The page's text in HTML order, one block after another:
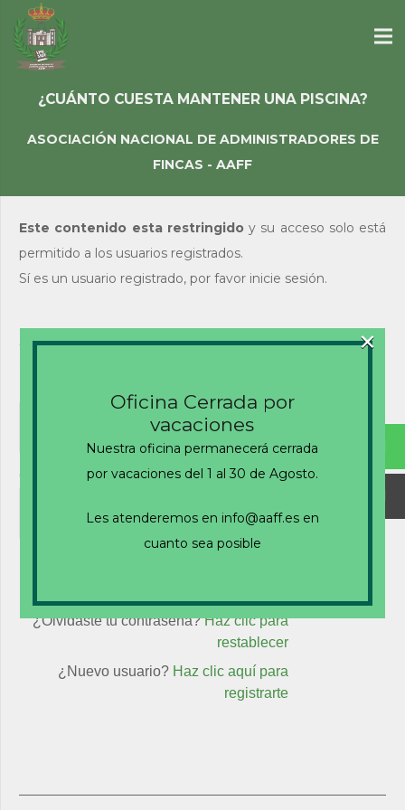
¿CUÁNTO CUESTA MANTENER UNA PISCINA?
ASOCIACIÓN NACIONAL DE ADMINISTRADORES DE
FINCAS - AAFF
Este contenido esta restringido y su acceso solo está
permitido a los usuarios registrados.
Sí es un usuario registrado, por favor inicie sesión.
Acceso de usuarios
Contraseña
¿Olvidaste tu contraseña?Haz clic para
restablecer
¿Nuevo usuario? Haz clic aquí para
registrarte
Oficina Cerrada por
vacaciones
Nuestra oficina permanecerá cerrada
por vacaciones del 1 al 30 de Agosto.
Les atenderemos en info@aaff.es en
cuanto sea posible
×